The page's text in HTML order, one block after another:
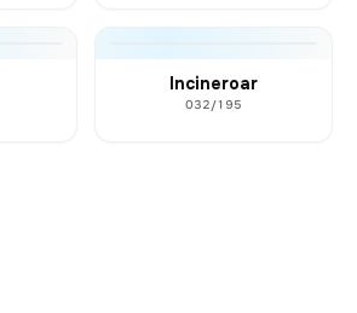
Incineroar
032/195